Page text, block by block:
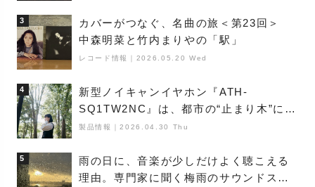
3
カバーがつなぐ、名曲の旅＜第23回＞
中森明菜と竹内まりやの「駅」
レコード情報 2026.05.20 Wed
4
新型ノイキャンイヤホン『ATH-
SQ1TW2NC』は、都市の“止まり木”にな
り得るーシンガーソングライター浮
製品情報 ｜2026.04.30 Thu
5
雨の日に、音楽が少しだけよく聴こえる
理由。専門家に聞く梅雨のサウンドス